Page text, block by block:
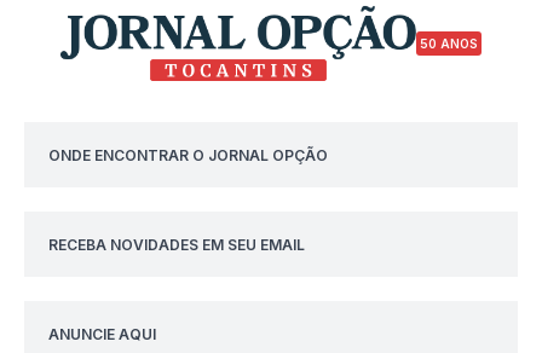
50 ANOS
ONDE ENCONTRAR O JORNAL OPÇÃO
RECEBA NOVIDADES EM SEU EMAIL
ANUNCIE AQUI